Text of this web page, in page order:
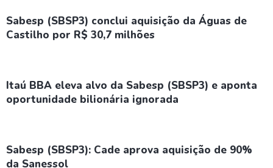
Sabesp (SBSP3) conclui aquisição da Águas de
Castilho por R$ 30,7 milhões
Itaú BBA eleva alvo da Sabesp (SBSP3) e aponta
oportunidade bilionária ignorada
Sabesp (SBSP3): Cade aprova aquisição de 90%
da Sanessol